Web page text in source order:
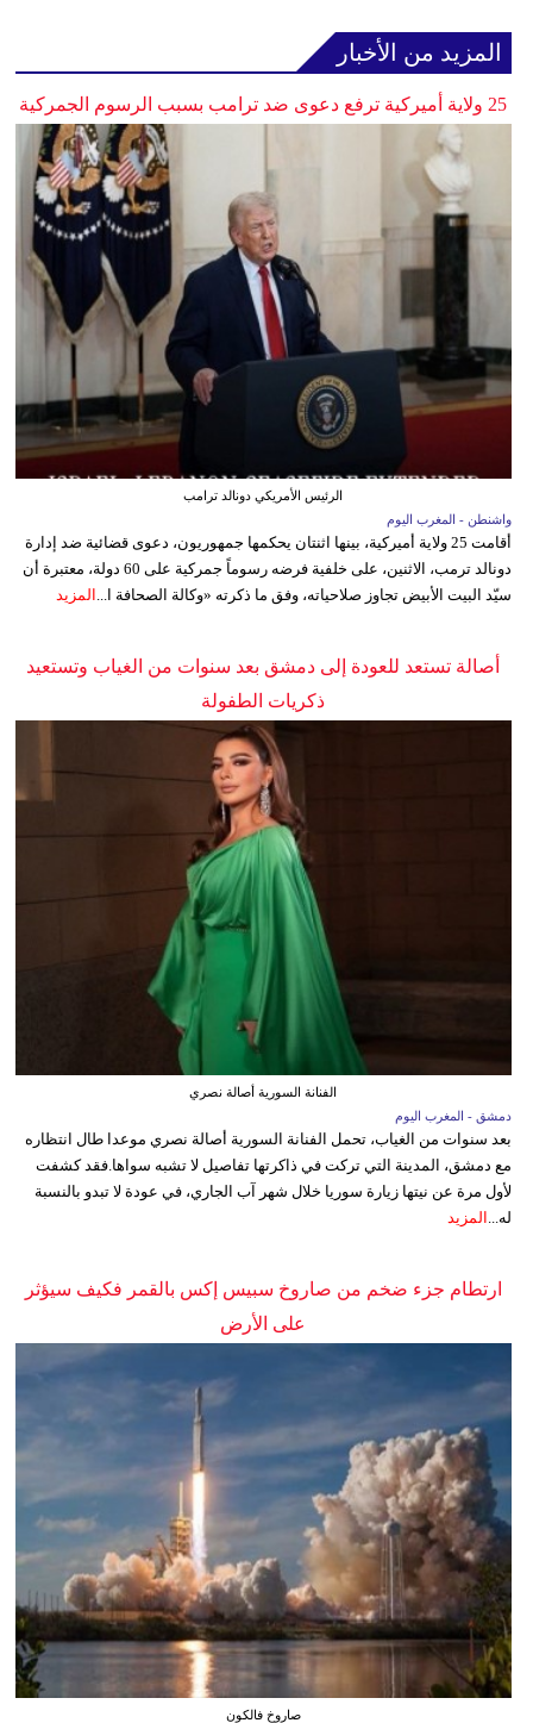
المزيد من الأخبار
25 ولاية أميركية ترفع دعوى ضد ترامب بسبب الرسوم الجمركية
الرئيس الأمريكي دونالد ترامب
واشنطن - المغرب اليوم
أقامت 25 ولاية أميركية، بينها اثنتان يحكمها جمهوريون، دعوى قضائية ضد إدارة
دونالد ترمب، الاثنين، على خلفية فرضه رسوماً جمركية على 60 دولة، معتبرة أن
سيّد البيت الأبيض تجاوز صلاحياته، وفق ما ذكرته «وكالة الصحافة ا... المزيد
أصالة تستعد للعودة إلى دمشق بعد سنوات من الغياب وتستعيد
ذكريات الطفولة
الفنانة السورية أصالة نصري
دمشق - المغرب اليوم
بعد سنوات من الغياب، تحمل الفنانة السورية أصالة نصري موعدا طال انتظاره
مع دمشق، المدينة التي تركت في ذاكرتها تفاصيل لا تشبه سواها.فقد كشفت
لأول مرة عن نيتها زيارة سوريا خلال شهر آب الجاري، في عودة لا تبدو بالنسبة
له...
المزيد
ارتطام جزء ضخم من صاروخ سبيس إكس بالقمر فكيف سيؤثر
على الأرض
صاروخ فالكون